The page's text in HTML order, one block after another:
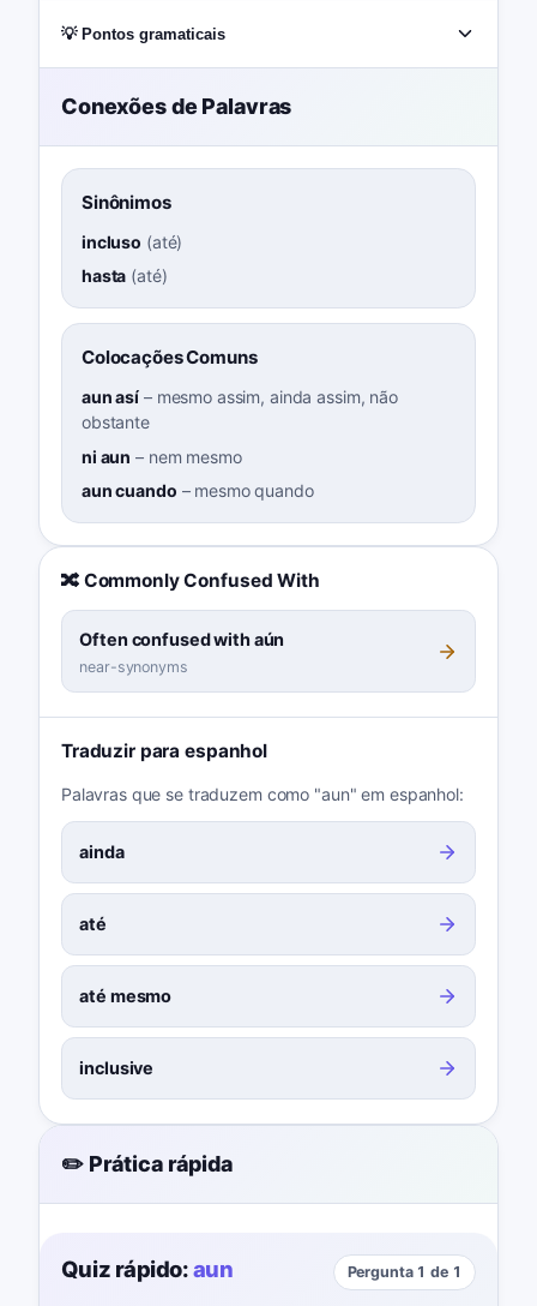
💡 Pontos gramaticais
Conexões de Palavras
Sinônimos
incluso (até)
hasta (até)
Colocações Comuns
aun así – mesmo assim, ainda assim, não
obstante
ni aun – nem mesmo
aun cuando – mesmo quando
🔀 Commonly Confused With
Often confused with aún
near-synonyms
Traduzir para espanhol
Palavras que se traduzem como "aun" em espanhol:
ainda
até
até mesmo
inclusive
✏️ Prática rápida
Quiz rápido:aun Pergunta 1 de 1